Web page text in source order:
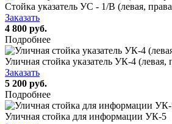
Стойка указатель УС - 1/В (левая,
Заказать
4 800 руб.
Подробнее
Уличная стойка указатель УК-4 (левая,
Заказать
5 200 руб.
Подробнее
Уличная стойка для информации УК-5